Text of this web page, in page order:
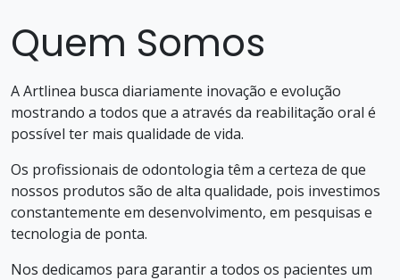
Quem Somos
A Artlinea busca diariamente inovação e evolução
mostrando a todos que a através da reabilitação oral é
possível ter mais qualidade de vida.
Os profissionais de odontologia têm a certeza de que
nossos produtos são de alta qualidade, pois investimos
constantemente em desenvolvimento, em pesquisas e
tecnologia de ponta.
Nos dedicamos para garantir a todos os pacientes um